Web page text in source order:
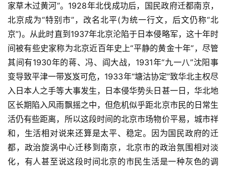
家草木过黄河”。1928年北伐成功后，国民政府迁都南京，
北京成为“特别市”，改名北平(为统一行文，后文仍称“北
京”)。从此时直到1937年北京沦陷于日本侵略军，这十年时
间被有些史家称为北京近百年史上“平静的黄金十年”，尽管
其间有1930年的蒋、冯、阎大战，1931年“九一八”沈阳事
变导致平津一带岌岌可危，1933年“塘沽协定”致华北主权尽
入日本人之手等大事发生，日本侵华势头日甚一日，华北地
区长期陷入风雨飘摇之中，但危机似乎距北京市民的日常生
活仍有些距离，所以这段时间的北京市场物价平易，城市祥
和，生活相对说来还算是太平、稳定。因为国民政府的迁
都，政治旋涡中心迁移到南京，北京市的政治氛围相对淡
化，有人甚至说这段时间北京的市民生活是一种灰色的调